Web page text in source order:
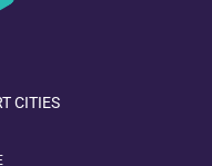
CITIES